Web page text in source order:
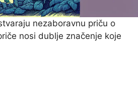
nezaboravnu priču o
nosi dublje značenje koje